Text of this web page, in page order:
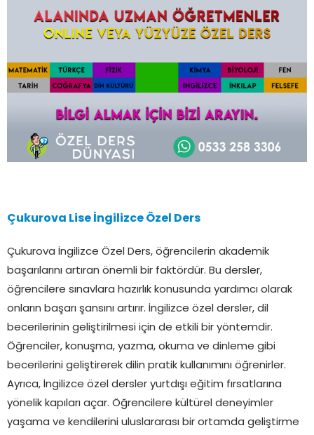
Çukurova Lise İngilizce Özel Ders
Çukurova İngilizce Özel Ders, öğrencilerin akademik
başarılarını artıran önemli bir faktördür. Bu dersler,
öğrencilere sınavlara hazırlık konusunda yardımcı olarak
onların başarı şansını artırır. İngilizce özel dersler, dil
becerilerinin geliştirilmesi için de etkili bir yöntemdir.
Öğrenciler, konuşma, yazma, okuma ve dinleme gibi
becerilerini geliştirerek dilin pratik kullanımını öğrenirler.
Ayrıca, İngilizce özel dersler yurtdışı eğitim fırsatlarına
yönelik kapıları açar. Öğrencilere kültürel deneyimler
yaşama ve kendilerini uluslararası bir ortamda geliştirme